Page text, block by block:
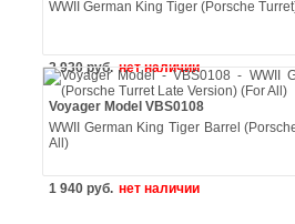
WWII German King Tiger (Porsche
2 930 руб. нет наличии
Voyager Model VBS0108
WWII German King Tiger Barrel
All)
1 940 руб. нет наличии